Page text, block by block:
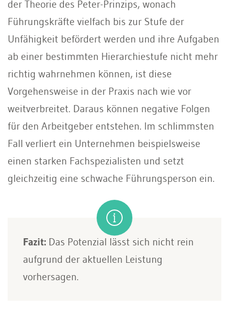
der Theorie des Peter-Prinzips, wonach
Führungskräf­te vielfach bis zur Stufe der
Unfähigkeit befördert werden und ihre Aufgaben
ab einer bestimmten Hierarchiestufe nicht mehr
richtig wahrnehmen können, ist diese
Vorgehensweise in der Praxis nach wie vor
weitverbreitet. Daraus können negative Folgen
für den Arbeitgeber ent­stehen. Im schlimmsten
Fall verliert ein Unternehmen beispielsweise
einen star­ken Fachspezialisten und setzt
gleichzei­tig eine schwache Führungsperson ein.
Fazit: Das Potenzial lässt sich nicht rein
aufgrund der aktuellen Leistung
vorhersagen.